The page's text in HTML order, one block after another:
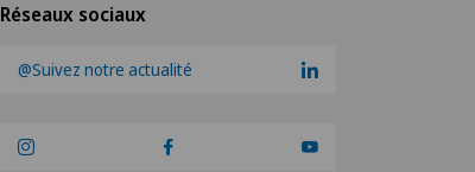
Réseaux sociaux
@Suivez notre actualité